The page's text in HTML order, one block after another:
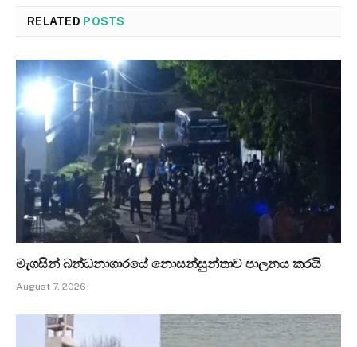
RELATED POSTS
මැගසින් බන්ධනාගාරයේ නොසන්සුන්තාව පාලනය කරයි
August 7, 2026